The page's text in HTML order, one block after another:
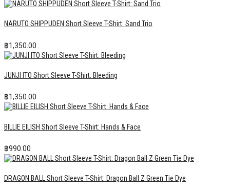
NARUTO SHIPPUDEN Short Sleeve T-Shirt: Sand Trio
฿1,350.00
JUNJI ITO Short Sleeve T-Shirt: Bleeding
฿1,350.00
BILLIE EILISH Short Sleeve T-Shirt: Hands & Face
฿990.00
DRAGON BALL Short Sleeve T-Shirt: Dragon Ball Z Green Tie Dye